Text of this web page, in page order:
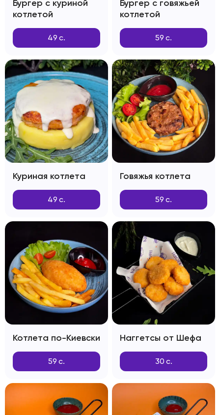
Бургер с куриной
котлетой
49 с.
Бургер с говяжьей
котлетой
59 с.
Куриная котлета
49 с.
Говяжья котлета
59 с.
Котлета по-Киевски
59 с.
Наггетсы от Шефа
30 с.